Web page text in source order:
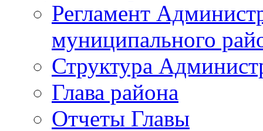
Регламент
муниципального
Структура
Глава района
Отчеты Главы